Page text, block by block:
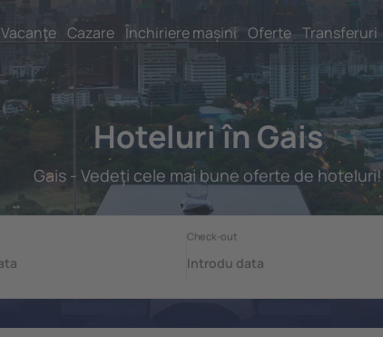
Vacanţe Cazare Închiriere mașini Oferte Transferuri
Hoteluri în Gais
Gais - Vedeţi cele mai bune oferte de hoteluri!